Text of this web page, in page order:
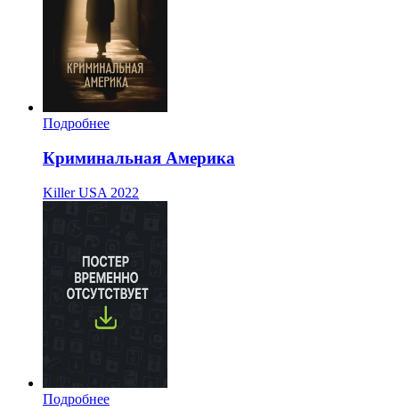
Подробнее
Криминальная Америка
Killer USA 2022
Подробнее